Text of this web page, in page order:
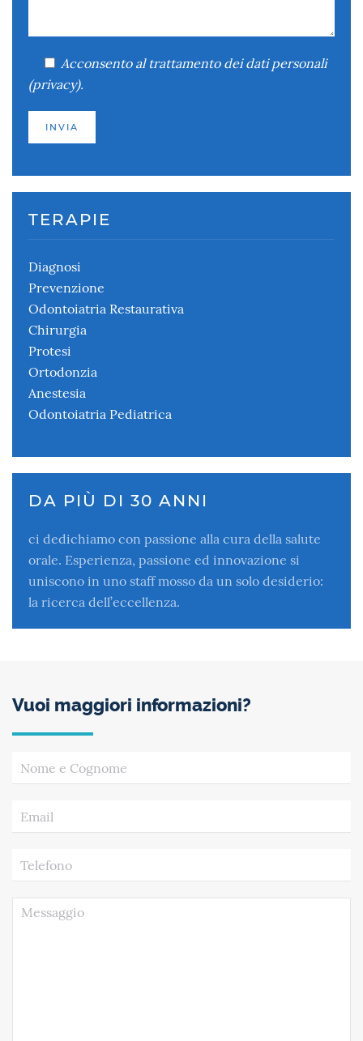
Acconsentoal trattamento dei dati personali
(privacy).
TERAPIE
Diagnosi
Prevenzione
Odontoiatria Restaurativa
Chirurgia
Protesi
Ortodonzia
Anestesia
Odontoiatria Pediatrica
DA PIÙ DI 30 ANNI
ci dedichiamo con passione alla cura della salute
orale. Esperienza, passione ed innovazione si
uniscono in uno staff mosso da un solo desiderio:
la ricerca dell’eccellenza.
Vuoi maggiori informazioni?